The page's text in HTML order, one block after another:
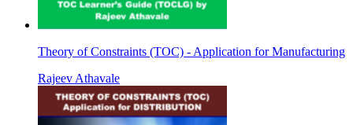
Theory of Constraints (TOC) - Application for Manufacturing
Rajeev Athavale